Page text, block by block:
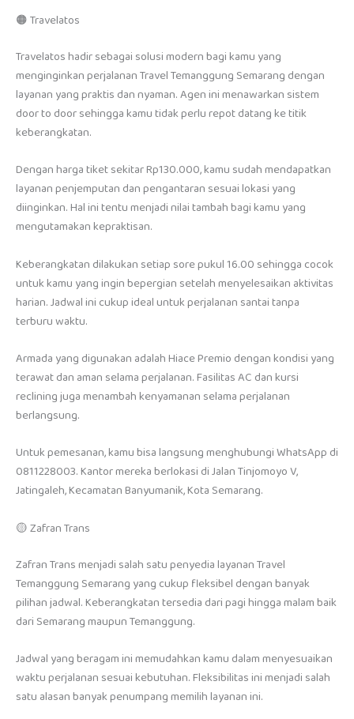
🟠 Travelatos
Travelatos hadir sebagai solusi modern bagi kamu yang
menginginkan perjalanan Travel Temanggung Semarang dengan
layanan yang praktis dan nyaman. Agen ini menawarkan sistem
door to door sehingga kamu tidak perlu repot datang ke titik
keberangkatan.
Dengan harga tiket sekitar Rp130.000, kamu sudah mendapatkan
layanan penjemputan dan pengantaran sesuai lokasi yang
diinginkan. Hal ini tentu menjadi nilai tambah bagi kamu yang
mengutamakan kepraktisan.
Keberangkatan dilakukan setiap sore pukul 16.00 sehingga cocok
untuk kamu yang ingin bepergian setelah menyelesaikan aktivitas
harian. Jadwal ini cukup ideal untuk perjalanan santai tanpa
terburu waktu.
Armada yang digunakan adalah Hiace Premio dengan kondisi yang
terawat dan aman selama perjalanan. Fasilitas AC dan kursi
reclining juga menambah kenyamanan selama perjalanan
berlangsung.
Untuk pemesanan, kamu bisa langsung menghubungi WhatsApp di
0811228003. Kantor mereka berlokasi di Jalan Tinjomoyo V,
Jatingaleh, Kecamatan Banyumanik, Kota Semarang.
🟡 Zafran Trans
Zafran Trans menjadi salah satu penyedia layanan Travel
Temanggung Semarang yang cukup fleksibel dengan banyak
pilihan jadwal. Keberangkatan tersedia dari pagi hingga malam baik
dari Semarang maupun Temanggung.
Jadwal yang beragam ini memudahkan kamu dalam menyesuaikan
waktu perjalanan sesuai kebutuhan. Fleksibilitas ini menjadi salah
satu alasan banyak penumpang memilih layanan ini.